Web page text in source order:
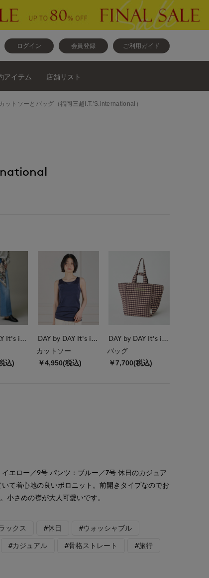
ログイン 会員登録 ご利用ガイド
アイテム 店舗リスト
トソーとバッグ（福岡三越I.T.'S.international）
DAY by DAY It's international
込)
DAY by DAY It's international
カットソー
￥4,950(税込)
DAY by DAY It's international
バッグ
￥7,700(税込)
イエロー／9号 パンツ：ブルー／7号 休日のカジュア
て着心地の良いポロニット。前開きタイプなのでお
小さめの襟が大人可愛いです。
ックス #休日 #ウォッシャブル
#カジュアル #骨格ストレート #旅行